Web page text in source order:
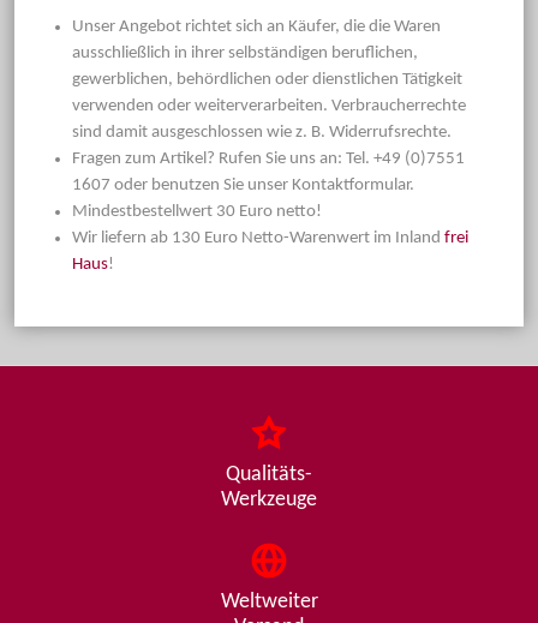
Unser Angebot richtet sich an Käufer, die die Waren
ausschließlich in ihrer selbständigen beruflichen,
gewerblichen, behördlichen oder dienstlichen Tätigkeit
verwenden oder weiterverarbeiten. Verbraucherrechte
sind damit ausgeschlossen wie z. B. Widerrufsrechte.
Fragen zum Artikel? Rufen Sie uns an: Tel. +49 (0)7551
1607 oder benutzen Sie unser Kontaktformular.
Mindestbestellwert 30 Euro netto!
Wir liefern ab 130 Euro Netto-Warenwert im Inland frei
Haus!
Qualitäts-
Werkzeuge
Weltweiter